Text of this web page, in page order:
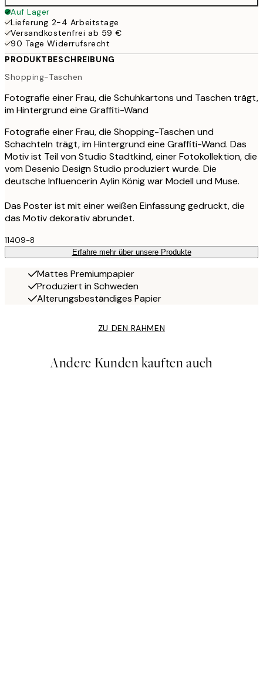
Auf Lager
Lieferung 2-4 Arbeitstage
Versandkostenfrei ab 59 €
90 Tage Widerrufsrecht
PRODUKTBESCHREIBUNG
Shopping-Taschen
Fotografie einer Frau, die Schuhkartons und Taschen trägt,
im Hintergrund eine Graffiti-Wand
Fotografie einer Frau, die Shopping-Taschen und
Schachteln trägt, im Hintergrund eine Graffiti-Wand. Das
Motiv ist Teil von Studio Stadtkind, einer Fotokollektion, die
vom Desenio Design Studio produziert wurde. Die
deutsche Influencerin Aylin König war Modell und Muse.
Das Poster ist mit einer weißen Einfassung gedruckt, die
das Motiv dekorativ abrundet.
11409-8
Erfahre mehr über unsere Produkte
Mattes Premiumpapier
Produziert in Schweden
Alterungsbeständiges Papier
ZU DEN RAHMEN
Andere Kunden kauften auch